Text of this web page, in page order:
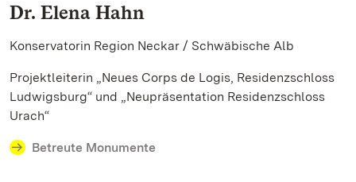
Dr. Elena Hahn
Konservatorin Region Neckar / Schwäbische Alb
Projektleiterin „Neues Corps de Logis, Residenzschloss
Ludwigsburg“ und „Neupräsentation Residenzschloss
Urach“
Betreute Monumente